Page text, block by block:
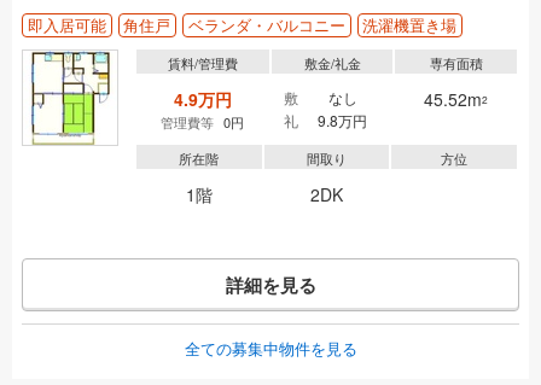
即入居可能
角住戸 ベランダ・バルコニー 洗濯機置き場
賃料/管理費
4.9万円
管理費等 0円
敷金/礼金
敷
なし
礼
9.8万円
専有面積
45.52m2
所在階
1階
間取り
2DK
方位
詳細を見る
全ての募集中物件を見る